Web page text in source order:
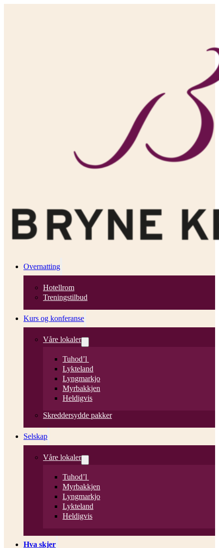
Overnatting
Hotellrom
Treningstilbud
Kurs og konferanse
Våre lokaler
Tuhod’l
Lykteland
Lyngmarkjo
Myrbakkjen
Heldigvis
Skreddersydde pakker
Selskap
Våre lokaler
Tuhod’l
Myrbakkjen
Lyngmarkjo
Lykteland
Heldigvis
Hva skjer